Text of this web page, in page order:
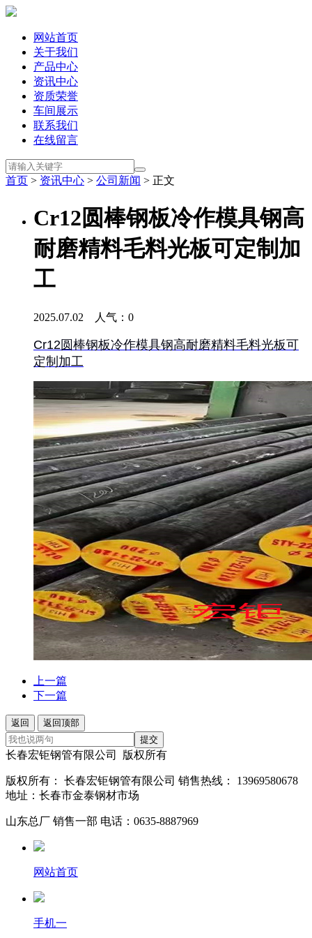
网站首页
关于我们
产品中心
资讯中心
资质荣誉
车间展示
联系我们
在线留言
首页 > 资讯中心 > 公司新闻 > 正文
Cr12圆棒钢板冷作模具钢高
耐磨精料毛料光板可定制加
工
2025.07.02 人气： 0
Cr12圆棒钢板冷作模具钢高耐磨精料毛料光板可
定制加工
上一篇
下一篇
返回
返回顶部
提交
长春宏钜钢管有限公司 版权所有
版权所有： 长春宏钜钢管有限公司 销售热线： 13969580678
地址：长春市金泰钢材市场
山东总厂 销售一部 电话：0635-8887969
网站首页
手机一